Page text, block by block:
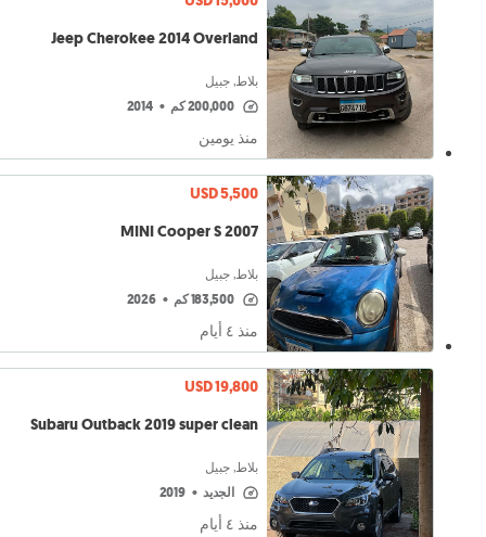
Jeep Cherokee 2014 Overland
بلاط, جبيل
200,000 كم •
2014
منذ يومين
USD 5,500
MINI Cooper S 2007
بلاط, جبيل
183,500 كم •
2026
منذ ٤ أيام
USD 19,800
Subaru Outback 2019 super clean
بلاط, جبيل
الجديد •
2019
منذ ٤ أيام